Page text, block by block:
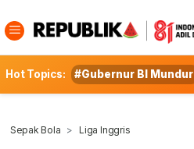
Hot Topics: #Gubernur BI Mundur
Sepak Bola Liga Inggris